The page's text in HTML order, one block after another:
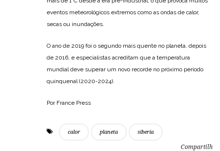
eventos meteorológicos extremos como as ondas de calor,
secas ou inundações.
O ano de 2019 foi o segundo mais quente no planeta, depois
de 2016, e especialistas acreditam que a temperatura
mundial deve superar um novo recorde no próximo período
quinquenal (2020-2024).
Por France Press
calor planeta siberia
Compartilh